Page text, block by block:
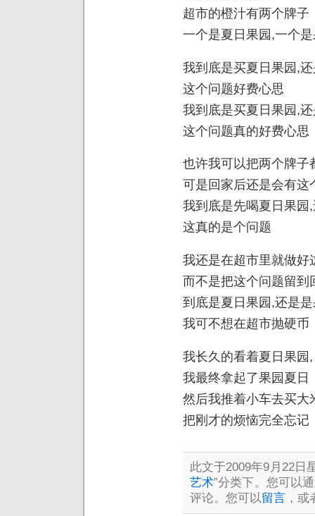
超市的橙汁有两个牌子
一个是夏日果园,一个
我到底是买夏日果园,
这个问题好费心思
我到底是买夏日果园,
这个问题真的好费心思
也许我可以把两个牌子
可是回家后还是会有这
我到底是先喝夏日果园
这真的是个问题
我还是在超市里就做好
而不是把这个问题留到
到底是夏日果园,还是
我可不想在超市抛硬币
我长久的看着夏日果园
我最终拿起了果园夏日
然后我推着小车去买大
把刚才的烦恼完全忘记
此文于2009年9月22日
艺术”分类下。您可以
评论。您可以留言 ，